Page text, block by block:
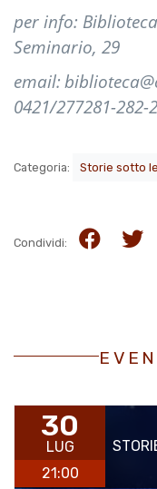
per info:
Seminario, 29
email:
0421/277281-282-
Categoria: Storie sotto
Condividi:
30
LUG
21:00